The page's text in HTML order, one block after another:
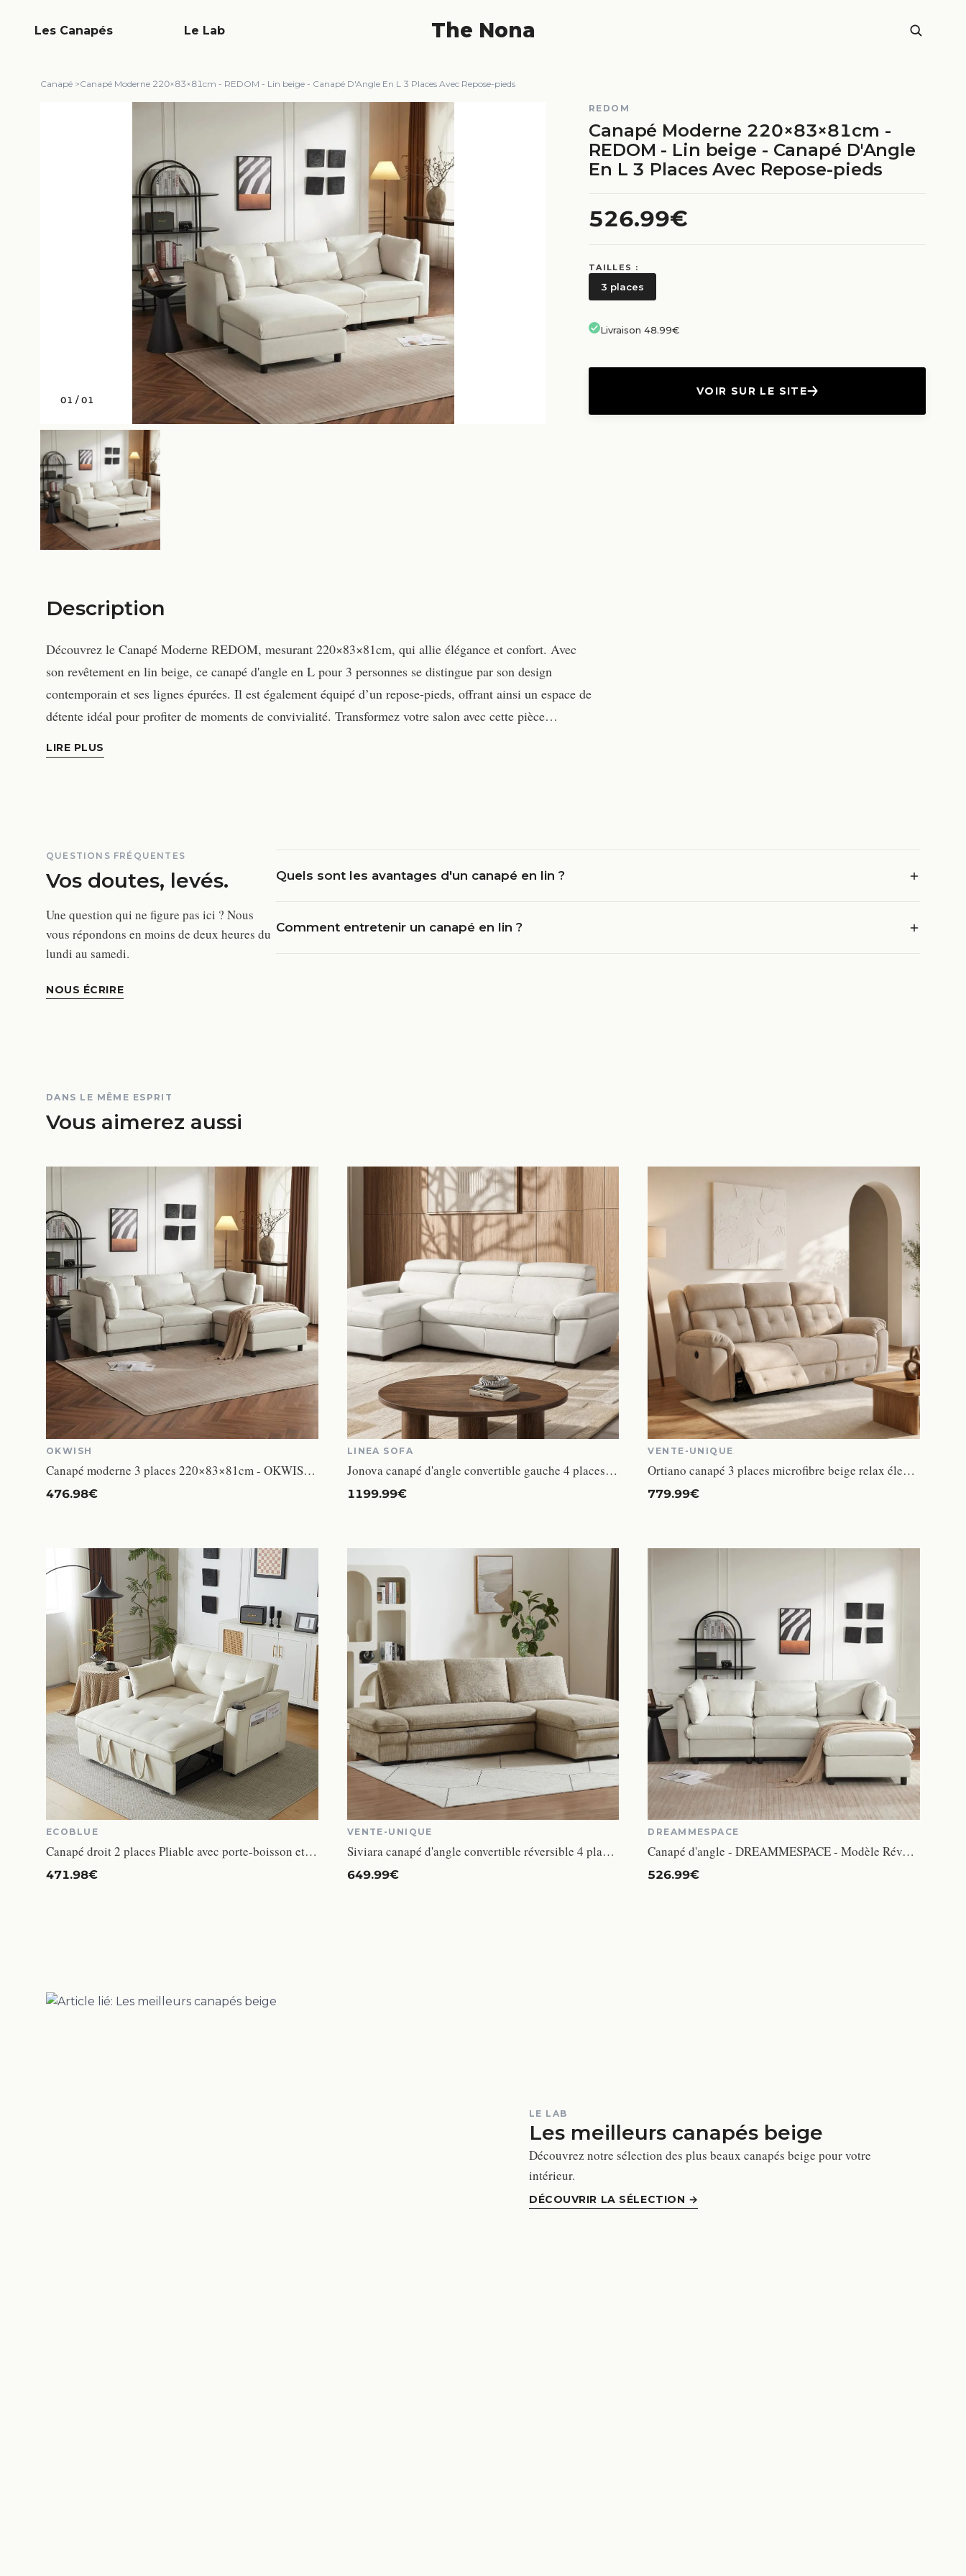
The Nona
Les Canapés Le Lab
Canapé >Canapé Moderne 220×83×81cm - REDOM - Lin beige - Canapé D'Angle En L 3 Places Avec Repose-pieds
01 /01
REDOM
Canapé Moderne 220×83×81cm -
REDOM - Lin beige - Canapé D'Angle
En L 3 Places Avec Repose-pieds
526.99€
TAILLES :
3 places
Livraison 48.99€
VOIR SUR LE SITE
Description
Découvrez le Canapé Moderne REDOM, mesurant 220×83×81cm, qui allie élégance et confort. Avec
son revêtement en lin beige, ce canapé d'angle en L pour 3 personnes se distingue par son design
contemporain et ses lignes épurées. Il est également équipé d’un repose-pieds, offrant ainsi un espace de
détente idéal pour profiter de moments de convivialité. Transformez votre salon avec cette pièce…
LIRE PLUS
QUESTIONS FRÉQUENTES
Vos doutes, levés.
Une question qui ne figure pas ici ? Nous
vous répondons en moins de deux heures du
lundi au samedi.
NOUS ÉCRIRE
Quels sont les avantages d'un canapé en lin ?
Comment entretenir un canapé en lin ?
DANS LE MÊME ESPRIT
Vous aimerez aussi
OKWISH
Canapé moderne 3 places 220×83×81cm - OKWISH - Canapé d'angle en L avec repose-pieds - Lin beige
476.98€
LINEA SOFA
Jonova canapé d'angle convertible gauche 4 places cuir blanc
1199.99€
VENTE-UNIQUE
Ortiano canapé 3 places microfibre beige relax électrique
779.99€
ECOBLUE
Canapé droit 2 places Pliable avec porte-boisson et 2 coussins Fonction de couchage Velours Beige
471.98€
VENTE-UNIQUE
Siviara canapé d'angle convertible réversible 4 places tissu chenille beige
649.99€
DREAMMESPACE
Canapé d'angle - DREAMMESPACE - Modèle Réversible - Tissu en lin - 3-4 places - Beige
526.99€
LE LAB
Les meilleurs canapés beige
Découvrez notre sélection des plus beaux canapés beige pour votre
intérieur.
DÉCOUVRIR LA SÉLECTION →